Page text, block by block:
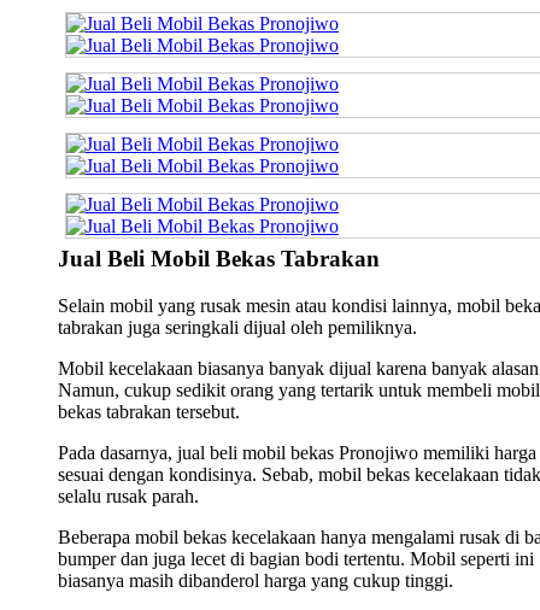
Jual Beli Mobil Bekas Tabrakan
Selain mobil yang rusak mesin atau kondisi lainnya, mobil
tabrakan juga seringkali dijual oleh pemiliknya.
Mobil kecelakaan biasanya banyak dijual karena banyak
Namun, cukup sedikit orang yang tertarik untuk membeli mobil
bekas tabrakan tersebut.
Pada dasarnya, jual beli mobil bekas Pronojiwo memiliki
sesuai dengan kondisinya. Sebab, mobil bekas kecelakaan tidak
selalu rusak parah.
Beberapa mobil bekas kecelakaan hanya mengalami rusak di
bumper dan juga lecet di bagian bodi tertentu. Mobil seperti ini
biasanya masih dibanderol harga yang cukup tinggi.